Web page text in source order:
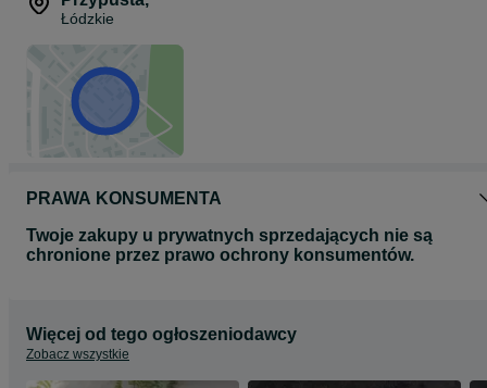
Łódzkie
PRAWA KONSUMENTA
Twoje zakupy u prywatnych sprzedających nie są
chronione przez prawo ochrony konsumentów.
Więcej od tego ogłoszeniodawcy
Zobacz wszystkie